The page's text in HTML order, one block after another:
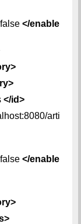
false </enable
</id>
arti
false </enable